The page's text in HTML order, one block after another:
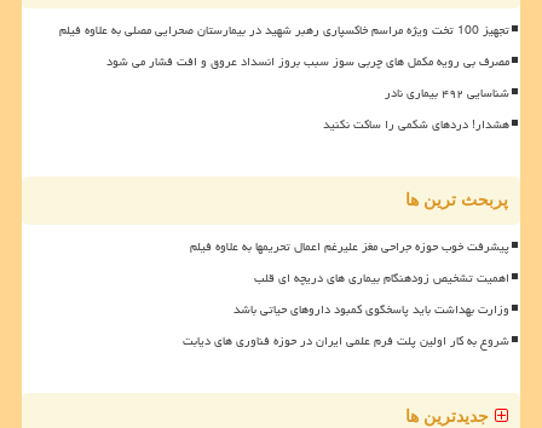
تجهیز 100 تخت ویژه مراسم خاکسپاری رهبر شهید در بیمارستان صحرایی مصلی به علاوه فیلم
مصرف بی رویه مکمل های چربی سوز سبب بروز انسداد عروق و افت فشار می شود
شناسایی ۴۹۲ بیماری نادر
هشدار! دردهای شکمی را ساکت نکنید
پربحث ترین ها
پیشرفت خوب حوزه جراحی مغز علیرغم اعمال تحریمها به علاوه فیلم
اهمیت تشخیص زودهنگام بیماری های دریچه ای قلب
وزارت بهداشت باید پاسخگوی کمبود داروهای حیاتی باشد
شروع به کار اولین پلت فرم علمی ایران در حوزه فناوری های دیابت
جدیدترین ها